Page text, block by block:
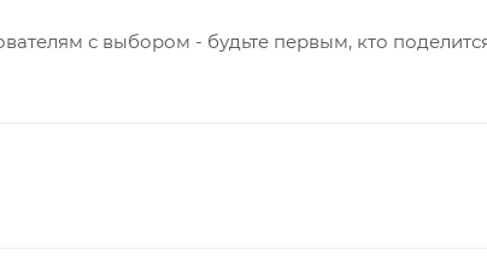
с выбором - будьте первым, кто